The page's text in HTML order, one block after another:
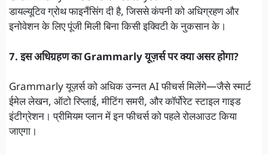
डायल्यूटिव ग्रोथ फाइनैंसिंग दी है, जिससे कंपनी को अधिग्रहण और
इनोवेशन के लिए पूंजी मिली बिना किसी इक्विटी के नुकसान के।
7. इस अधिग्रहण का Grammarly यूज़र्स पर क्या असर होगा?
Grammarly यूज़र्स को अधिक उन्नत AI फीचर्स मिलेंगे—जैसे स्मार्ट
ईमेल लेखन, ऑटो रिप्लाई, मीटिंग समरी, और कॉर्पोरेट स्टाइल गाइड
इंटीग्रेशन। प्रीमियम प्लान में इन फीचर्स को पहले रोलआउट किया
जाएगा।